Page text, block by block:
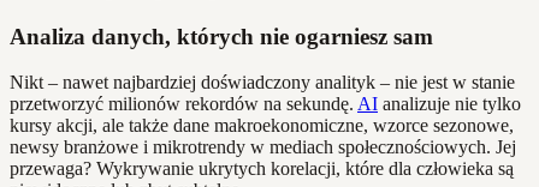
Analiza danych, których nie ogarniesz sam
Nikt – nawet najbardziej doświadczony analityk – nie jest w stanie
przetworzyć milionów rekordów na sekundę. AI analizuje nie tylko
kursy akcji, ale także dane makroekonomiczne, wzorce sezonowe,
newsy branżowe i mikrotrendy w mediach społecznościowych. Jej
przewaga? Wykrywanie ukrytych korelacji, które dla człowieka są